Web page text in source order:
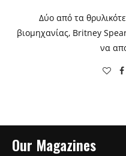
Δύο από τα
βιομηχανίας, Britney
να
Our Magazines